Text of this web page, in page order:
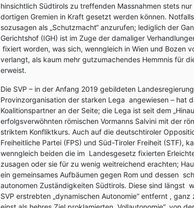
hinsichtlich Südtirols zu treffenden Massnahmen stets
dortigen Gremien in Kraft gesetzt werden können.
sozusagen als „Schutzmacht“ anzurufen; lediglich der
Gerichtshof (IGH) ist im Zuge der damaliger
fixiert worden, was sich, wenngleich in Wien und Bozen
verlangt, als kaum mehr gutzumachendes Hemmnis für
erweist.
Die SVP – in der Anfang 2019 gebildeten
Provinzorganisation der starken Lega angewiesen – hat
Koalitionspartner an der Seite; die Lega ist seit dem
erfolgsverwöhnten römischen Vormanns Salvini mit der
striktem Konfliktkurs. Auch auf die deutschtiroler
Freiheitliche Partei (FPS) und Süd-Tiroler Freiheit (STF),
wenngleich beiden die im Landesgesetz fixierten
zusagen oder sie für zu wenig weitreichend erachten;
ein gemeinsames Aufbäumen gegen Rom und dessen
autonomen Zuständigkeiten Südtirols. Diese sind längst
SVP erstrebten „dynamischen Autonomie“ entfernt ,